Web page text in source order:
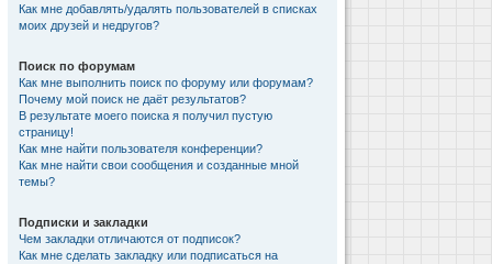
Как мне добавлять/удалять пользователей в списках
моих друзей и недругов?
Поиск по форумам
Как мне выполнить поиск по форуму или форумам?
Почему мой поиск не даёт результатов?
В результате моего поиска я получил пустую
страницу!
Как мне найти пользователя конференции?
Как мне найти свои сообщения и созданные мной
темы?
Подписки и закладки
Чем закладки отличаются от подписок?
Как мне сделать закладку или подписаться на